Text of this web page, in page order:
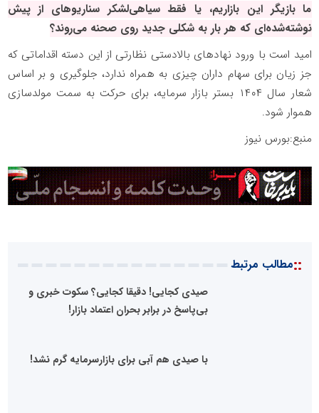
ما بازیگر این بازاریم، یا فقط سیاهی‌لشکر سناریو‌های از پیش
نوشته‌شده‌ای که هر بار به شکلی جدید روی صحنه می‌روند؟
امید است با ورود نهاد‌های بالادستی نظارتی از این دسته اقداماتی که
جز زیان برای سهام داران چیزی به همراه ندارد، جلوگیری و بر اساس
شعار سال ۱۴۰۴ بستر بازار سرمایه، برای حرکت به سمت مولدسازی
هموار شود.
منبع:بورس نیوز
::مطالب مرتبط
صیدی کجایی! دقیقا کجایی؟ سکوت خبری و
بی‌پاسخ در برابر بحران اعتماد بازار!
با صیدی هم آبی برای بازارسرمایه گرم نشد!